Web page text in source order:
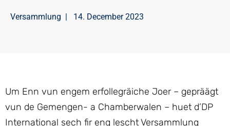
Versammlung | 14. December 2023
Um Enn vun engem erfollegräiche Joer – gepräägt
vun de Gemengen- a Chamberwalen – huet d’DP
International sech fir eng lescht Versammlung